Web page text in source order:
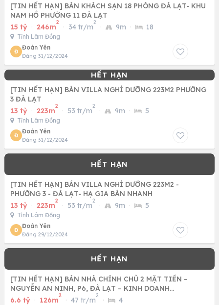
[TIN HẾT HẠN] BÁN KHÁCH SẠN 18 PHÒNG ĐÀ LẠT- KHU
NAM HỒ PHƯỜNG 11 ĐÀ LẠT
15 tỷ · 246m
2
· 34 tr/m
2
· 9m · 18
Tỉnh Lâm Đồng
Đ
Đoàn Yên
Đăng 31/12/2024
[TIN HẾT HẠN] BÁN VILLA NGHỈ DƯỠNG 223M2 PHƯỜNG
3 ĐÀ LẠT
13 tỷ · 223m
2
· 53 tr/m
2
· 9m · 5
Tỉnh Lâm Đồng
Đ
Đoàn Yên
Đăng 31/12/2024
[TIN HẾT HẠN] BÁN VILLA NGHỈ DƯỠNG 223M2 -
PHƯỜNG 3 - ĐÀ LẠT- HẠ GIA BÁN NHANH
13 tỷ · 223m
2
· 53 tr/m
2
· 9m · 5
Tỉnh Lâm Đồng
Đ
Đoàn Yên
Đăng 29/12/2024
[TIN HẾT HẠN] BÁN NHÀ CHÍNH CHỦ 2 MẶT TIỀN –
NGUYỄN AN NINH, P6, ĐÀ LẠT – KINH DOANH
HOMESTAY, GIÁ TỐT!
6.6 tỷ · 126m
2
· 47 tr/m
2
· 4